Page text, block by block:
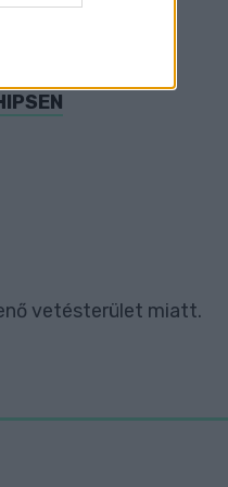
vetésterület miatt.